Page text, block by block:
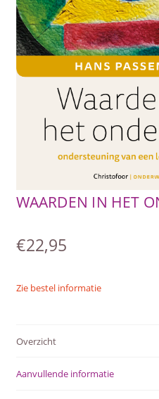
PRIMAIR ONDERWIJS
VOORTGEZET ONDERWIJS
AFSTANDSONDERWIJS
ACTUEEL
WAARDEN IN HET
€22,95
Zie bestel informatie
Overzicht
Aanvullende informatie